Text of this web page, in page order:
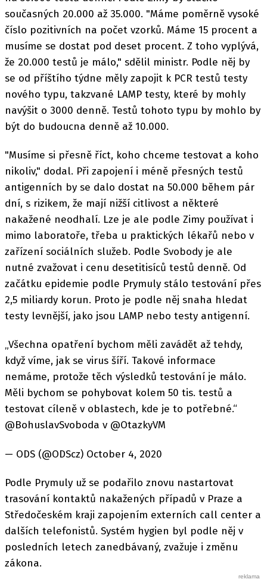
současných 20.000 až 35.000. "Máme poměrně vysoké
číslo pozitivních na počet vzorků. Máme 15 procent a
musíme se dostat pod deset procent. Z toho vyplývá,
že 20.000 testů je málo," sdělil ministr. Podle něj by
se od příštího týdne měly zapojit k PCR testů testy
nového typu, takzvané LAMP testy, které by mohly
navýšit o 3000 denně. Testů tohoto typu by mohlo by
být do budoucna denně až 10.000.
"Musíme si přesně říct, koho chceme testovat a koho
nikoliv," dodal. Při zapojení i méně přesných testů
antigenních by se dalo dostat na 50.000 během pár
dní, s rizikem, že mají nižší citlivost a některé
nakažené neodhalí. Lze je ale podle Zimy používat i
mimo laboratoře, třeba u praktických lékařů nebo v
zařízení sociálních služeb. Podle Svobody je ale
nutné zvažovat i cenu desetitisíců testů denně. Od
začátku epidemie podle Prymuly stálo testování přes
2,5 miliardy korun. Proto je podle něj snaha hledat
testy levnější, jako jsou LAMP nebo testy antigenní.
„Všechna opatření bychom měli zavádět až tehdy,
když víme, jak se virus šíří. Takové informace
nemáme, protože těch výsledků testování je málo.
Měli bychom se pohybovat kolem 50 tis. testů a
testovat cíleně v oblastech, kde je to potřebné.“
@BohuslavSvoboda v @OtazkyVM
— ODS (@ODScz) October 4, 2020
Podle Prymuly už se podařilo znovu nastartovat
trasování kontaktů nakažených případů v Praze a
Středočeském kraji zapojením externích call center a
dalších telefonistů. Systém hygien byl podle něj v
posledních letech zanedbávaný, zvažuje i změnu
zákona.